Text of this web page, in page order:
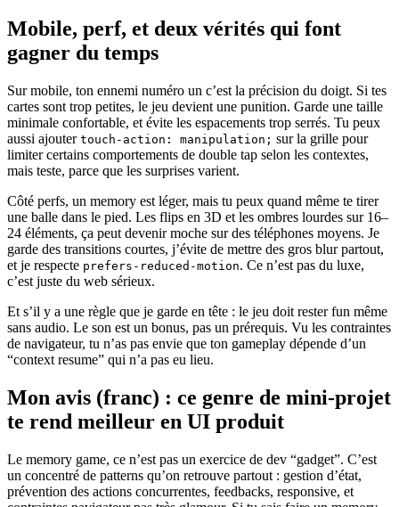
Mobile, perf, et deux vérités qui font
gagner du temps
Sur mobile, ton ennemi numéro un c’est la précision du doigt. Si tes
cartes sont trop petites, le jeu devient une punition. Garde une taille
minimale confortable, et évite les espacements trop serrés. Tu peux
aussi ajouter touch-action: manipulation; sur la grille pour
limiter certains comportements de double tap selon les contextes,
mais teste, parce que les surprises varient.
Côté perfs, un memory est léger, mais tu peux quand même te tirer
une balle dans le pied. Les flips en 3D et les ombres lourdes sur 16–
24 éléments, ça peut devenir moche sur des téléphones moyens. Je
garde des transitions courtes, j’évite de mettre des gros blur partout,
et je respecte prefers-reduced-motion. Ce n’est pas du luxe,
c’est juste du web sérieux.
Et s’il y a une règle que je garde en tête : le jeu doit rester fun même
sans audio. Le son est un bonus, pas un prérequis. Vu les contraintes
de navigateur, tu n’as pas envie que ton gameplay dépende d’un
“context resume” qui n’a pas eu lieu.
Mon avis (franc) : ce genre de mini-projet
te rend meilleur en UI produit
Le memory game, ce n’est pas un exercice de dev “gadget”. C’est
un concentré de patterns qu’on retrouve partout : gestion d’état,
prévention des actions concurrentes, feedbacks, responsive, et